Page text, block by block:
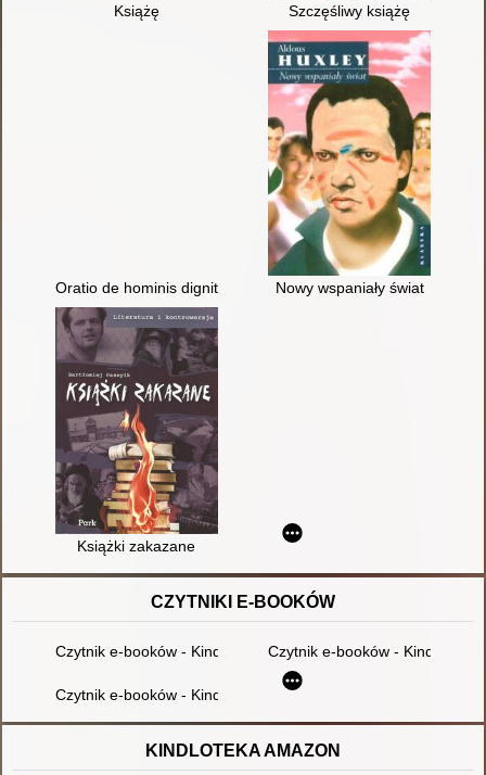
Książę Szczęśliwy książę
Oratio de hominis dignitate = Mowa o godności człowieka
Nowy wspaniały świat
Książki zakazane
CZYTNIKI E-BOOKÓW
Czytnik e-booków - Kindle Paperwhite KCzytnik e-booków - Kindle
Czytnik e-booków - Kindle paperwhite 10
KINDLOTEKA AMAZON